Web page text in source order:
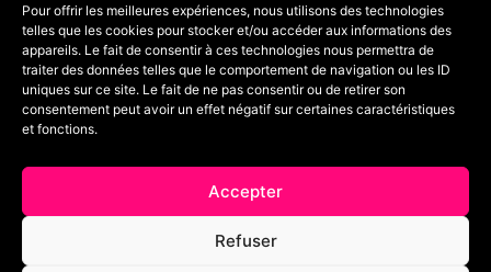
Pour offrir les meilleures expériences, nous utilisons des technologies
telles que les cookies pour stocker et/ou accéder aux informations des
appareils. Le fait de consentir à ces technologies nous permettra de
traiter des données telles que le comportement de navigation ou les ID
uniques sur ce site. Le fait de ne pas consentir ou de retirer son
consentement peut avoir un effet négatif sur certaines caractéristiques
et fonctions.
Accepter
Refuser
CONTACT
+33 (0)6 74 89 64 59
monstagededanse@gmail.com
Crédits & mentions légales